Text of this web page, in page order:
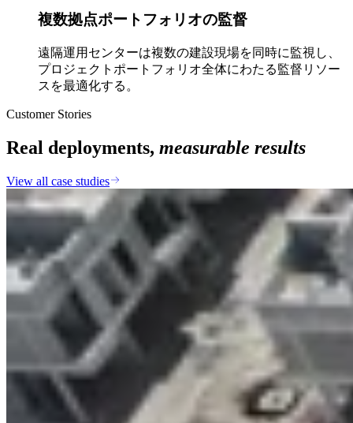
複数拠点ポートフォリオの監督
遠隔運用センターは複数の建設現場を同時に監視し、
プロジェクトポートフォリオ全体にわたる監督リソー
スを最適化する。
Customer Stories
Real deployments, measurable results
View all case studies